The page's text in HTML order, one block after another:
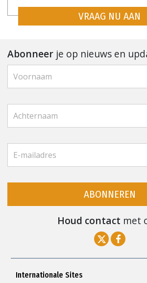
VRAAG NU AAN
Abonneer je op nieuws en
ABONNEREN
Houd contact met
Internationale Sites